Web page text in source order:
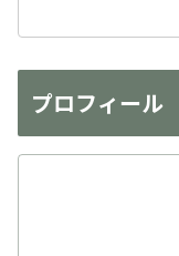
プロフィール